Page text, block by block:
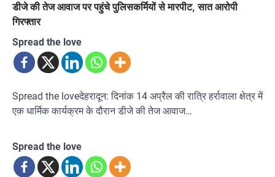
डीजे की तेज आवाज पर पहुंचे पुलिसकर्मियों से मारपीट, सात आरोपी
गिरफ्तार
Spread the love
Spread the loveदेहरादून: दिनांक 14 अप्रैल की रात्रि हर्रावाला क्षेत्र में
एक धार्मिक कार्यक्रम के दौरान डीजे की तेज आवाज…
Spread the love